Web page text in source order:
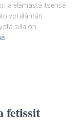
ja elämästä itsensä
voi elämän
sillä on
fetissit